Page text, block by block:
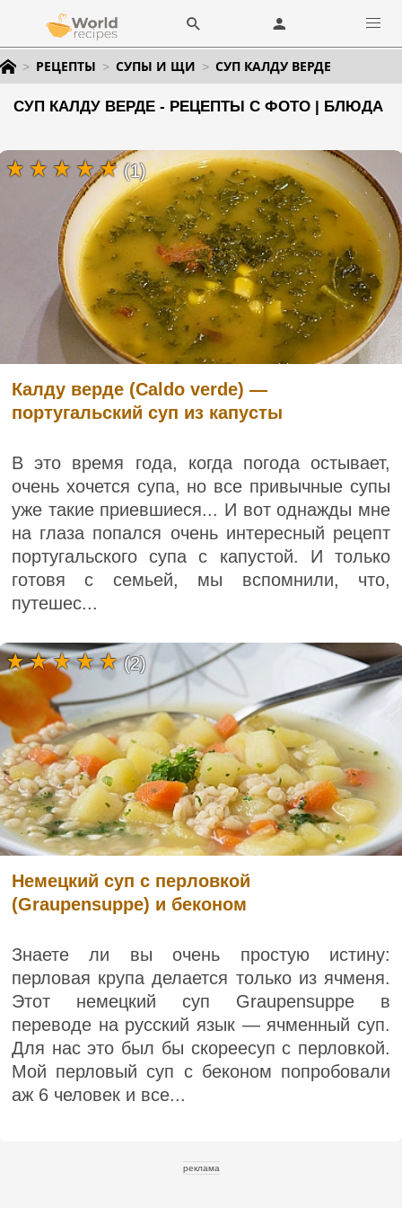
РЕЦЕПТЫ СУПЫ И ЩИ СУП КАЛДУ ВЕРДЕ
СУП КАЛДУ ВЕРДЕ - РЕЦЕПТЫ С ФОТО | БЛЮДА
Калду верде (Caldo verde) —
португальский суп из капусты
В это время года, когда погода остывает,
очень хочется супа, но все привычные супы
уже такие приевшиеся... И вот однажды мне
на глаза попался очень интересный рецепт
португальского супа с капустой. И только
готовя с семьей, мы вспомнили, что,
путешес...
(1)
Немецкий суп с перловкой
(Graupensuppe) и беконом
Знаете ли вы очень простую истину:
перловая крупа делается только из ячменя.
Этот немецкий суп Graupensuppe в
переводе на русский язык — ячменный суп.
Для нас это был бы скореесуп с перловкой.
Мой перловый суп с беконом попробовали
аж 6 человек и все...
(2)
реклама